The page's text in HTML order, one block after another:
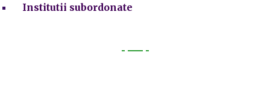
Institutii subordonate